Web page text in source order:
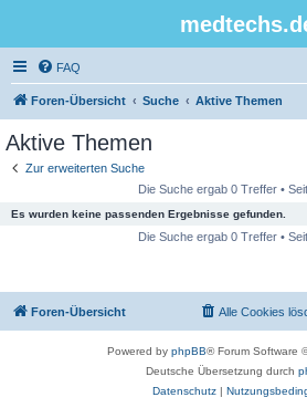
FAQ
Foren-Übersicht Suche Aktive Themen
Aktive Themen
Zur erweiterten Suche
Die Suche ergab 0 Treffer •
Es wurden keine passenden Ergebnisse gefunden.
Die Suche ergab 0 Treffer •
Foren-Übersicht Alle Cookies
Powered by phpBB® Forum Software
Deutsche Übersetzung durch
Datenschutz|